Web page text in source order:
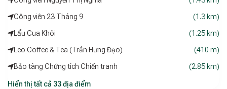
Công viên 23 Tháng 9 (1.3 km)
Lẩu Cua Khôi (1.25 km)
Leo Coffee & Tea (Trần Hưng Đạo) (410 m)
Bảo tàng Chứng tích Chiến tranh (2.85 km)
Hiển thị tất cả 33 địa điểm